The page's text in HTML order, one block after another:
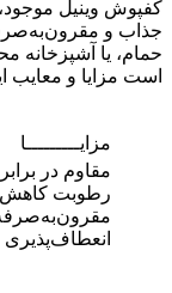
کفپوش وینیل
جذاب و
حمام، یا آشپزخانه
است مزایا و معایب
مزایـــــــــا
مقاوم در برابر
رطوبت کاهش
انعطاف‌پذیری